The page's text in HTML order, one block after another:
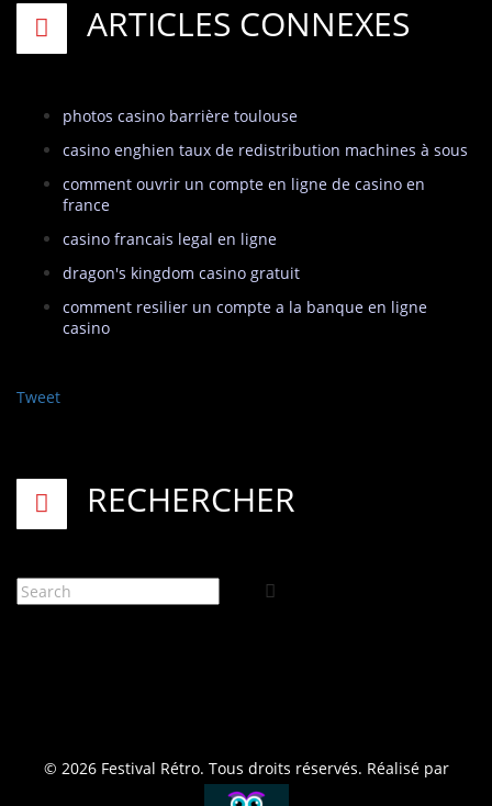
ARTICLES CONNEXES
photos casino barrière toulouse
casino enghien taux de redistribution machines à sous
comment ouvrir un compte en ligne de casino en
france
casino francais legal en ligne
dragon's kingdom casino gratuit
comment resilier un compte a la banque en ligne
casino
Tweet
RECHERCHER
© 2026 Festival Rétro. Tous droits réservés. Réalisé par